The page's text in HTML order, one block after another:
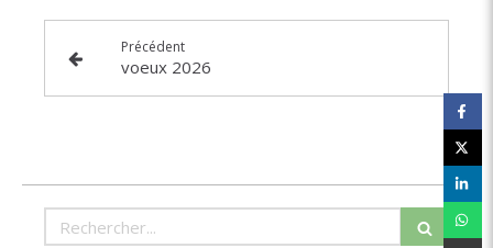
Précédent
voeux 2026
Rechercher